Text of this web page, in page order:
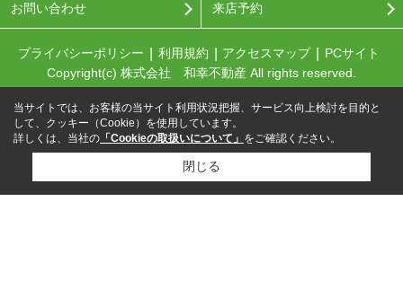
お問い合わせ 来店予約
プライバシーポリシー 利用規約 アクセスマップ
PCサイト
Copyright(c) 株式会社 和幸不動産 All rights reserved.
当サイトでは、お客様の当サイト利用状況把握、サービス向上検討を目的と
して、クッキー（Cookie）を使用しています。
詳しくは、当社の 「Cookieの取扱いについて」 をご確認ください。
閉じる